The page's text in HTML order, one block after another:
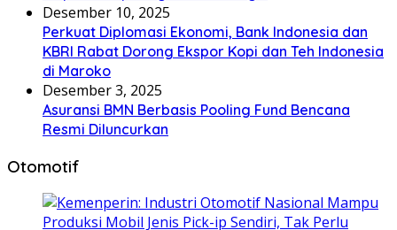
Desember 10, 2025
Perkuat Diplomasi Ekonomi, Bank Indonesia dan
KBRI Rabat Dorong Ekspor Kopi dan Teh Indonesia
di Maroko
Desember 3, 2025
Asuransi BMN Berbasis Pooling Fund Bencana
Resmi Diluncurkan
Otomotif